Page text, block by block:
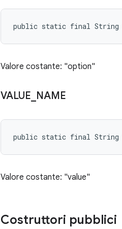
public static final String
Valore costante: "option"
VALUE NAME
public static final String
Valore costante: "value"
Costruttori pubblici